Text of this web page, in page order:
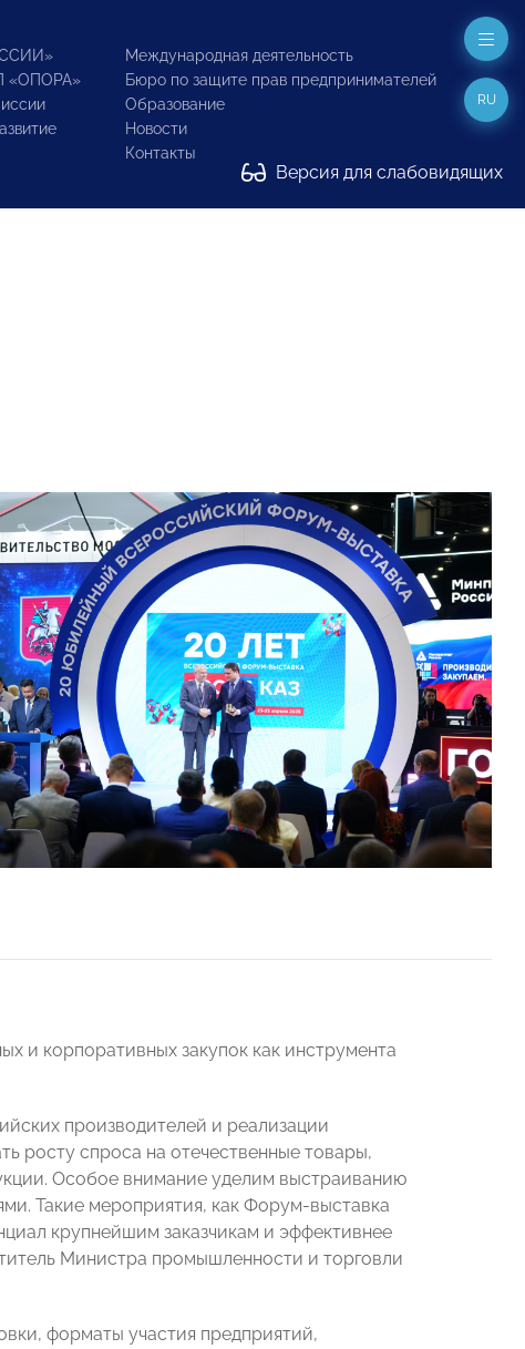
«ОПОРА»
Международная деятельность
Бюро по защите прав предпринимателей
Образование
Новости
Контакты
Версия для слабовидящих
RU
и корпоративных закупок как инструмента
производителей и реализации
росту спроса на отечественные товары,
Особое внимание уделим выстраиванию
Такие мероприятия, как Форум-выставка
крупнейшим заказчикам и эффективнее
Министра промышленности и торговли
форматы участия предприятий,